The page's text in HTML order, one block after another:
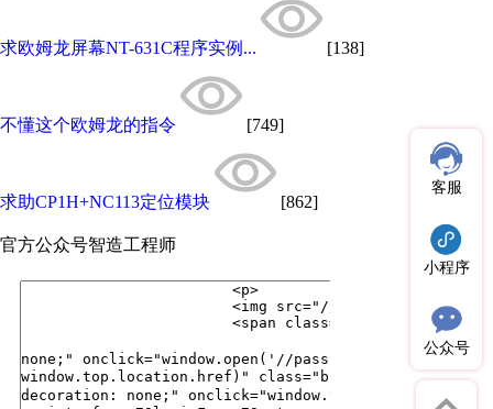
求欧姆龙屏幕NT-631C程序实例... [138]
不懂这个欧姆龙的指令 [749]
求助CP1H+NC113定位模块 [862]
官方公众号智造工程师
客服
小程序
公众号